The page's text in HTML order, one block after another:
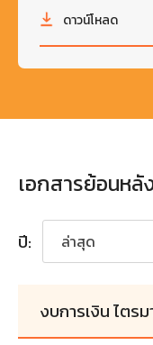
ดาวน์โหลด
เอกสารย้อนหลั
ปี: ล่าสุด
งบการเงิน ไตร